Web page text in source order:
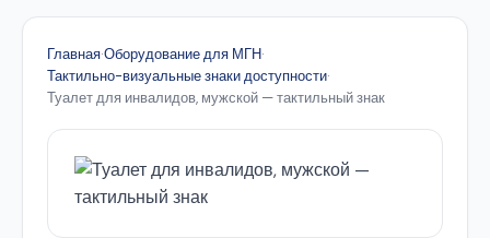
Главная·Оборудование для МГН·
Тактильно-визуальные знаки доступности·
Туалет для инвалидов, мужской — тактильный знак